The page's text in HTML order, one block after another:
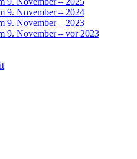
9. November – 2024
9. November – 2023
9. November – vor 2023